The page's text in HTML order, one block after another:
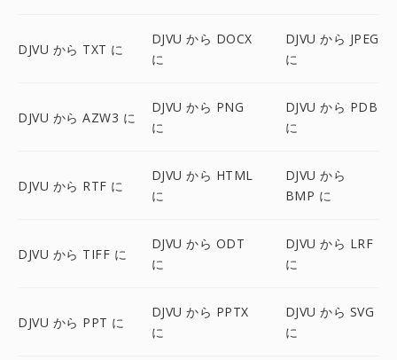
DJVU から TXT に
DJVU から DOCX
に
DJVU から JPEG
に
DJVU から AZW3 に
DJVU から PNG
に
DJVU から PDB
に
DJVU から RTF に
DJVU から HTML
に
DJVU から
BMP に
DJVU から TIFF に
DJVU から ODT
に
DJVU から LRF
に
DJVU から PPT に
DJVU から PPTX
に
DJVU から SVG
に